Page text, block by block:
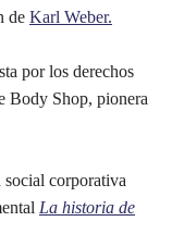
de Karl Weber.
por los derechos
Body Shop, pionera
social corporativa
La historia de